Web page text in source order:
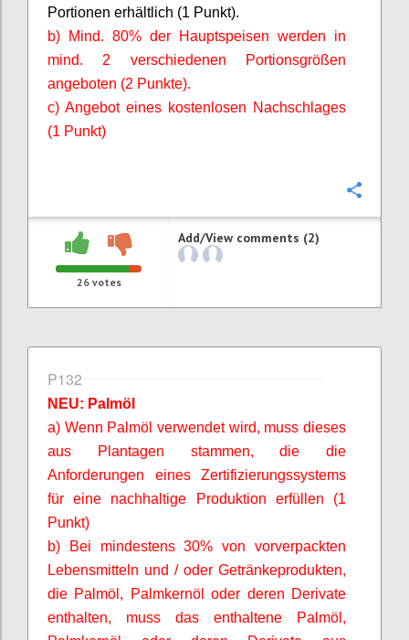
Portionen erhältlich (1 Punkt).
b) Mind. 80% der Hauptspeisen werden in
mind. 2 verschiedenen Portionsgrößen
angeboten (2 Punkte).
c) Angebot eines kostenlosen Nachschlages
(1 Punkt)
26votes
Add/View comments (2)
P132
NEU: Palmöl
a) Wenn Palmöl verwendet wird, muss dieses
aus Plantagen stammen, die die
Anforderungen eines Zertifizierungssystems
für eine nachhaltige Produktion erfüllen (1
Punkt)
b) Bei mindestens 30% von vorverpackten
Lebensmitteln und / oder Getränkeprodukten,
die Palmöl,
Palmkernöl
oder deren Derivate
enthalten, muss das enthaltene Palmöl,